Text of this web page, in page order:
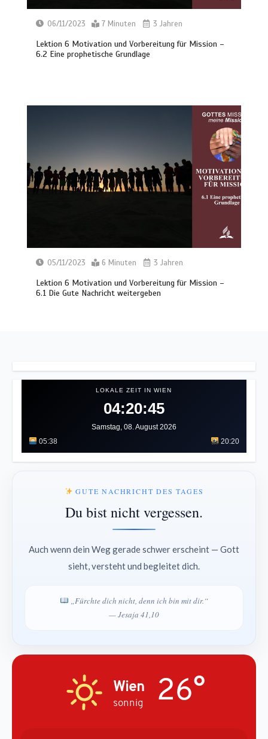
06/11/2023 7 Minuten 3 Jahren
Lektion 6 Motivation und Vorbereitung für Mission –
6.2 Eine prophetische Grundlage
05/11/2023 6 Minuten 3 Jahren
Lektion 6 Motivation und Vorbereitung für Mission –
6.1 Die Gute Nachricht weitergeben
LOKALE ZEIT IN WIEN
04:20:49
Samstag, 08. August 2026
05:38
20:20
GUTE NACHRICHT DES TAGES
Du bist nicht vergessen.
Auch wenn dein Weg gerade schwer erscheint — Gott
sieht, versteht und begleitet dich.
„Fürchte dich nicht, denn ich bin mit dir.“
— Jesaja 41,10
Wien
sonnig 26°